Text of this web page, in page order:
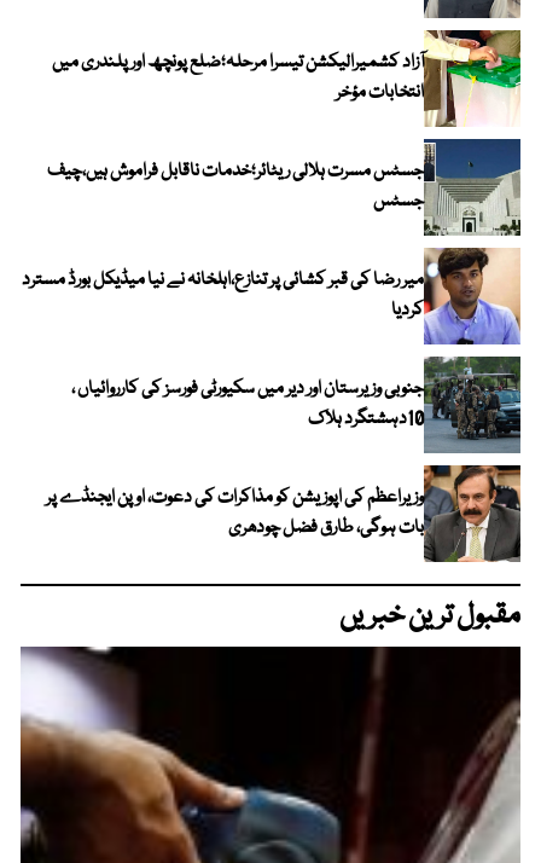
آزاد کشمیرالیکشن تیسرا مرحلہ؛ضلع پونچھ اور پلندری میں
انتخابات مؤخر
جسٹس مسرت ہلالی ریٹائر؛خدمات ناقابل فراموش ہیں،چیف
جسٹس
میر رضا کی قبر کشائی پر تنازع،اہلخانہ نے نیا میڈیکل بورڈ مسترد
کردیا
جنوبی وزیرستان اور دیر میں سکیورٹی فورسز کی کارروائیاں ،
10دہشتگرد ہلاک
وزیراعظم کی اپوزیشن کو مذاکرات کی دعوت، اوپن ایجنڈے پر
بات ہوگی، طارق فضل چودھری
مقبول ترین خبریں